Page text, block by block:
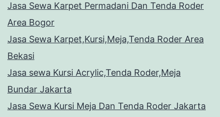
Jasa Sewa Karpet Permadani Dan Tenda Roder
Area Bogor
Jasa Sewa Karpet,Kursi,Meja,Tenda Roder Area
Bekasi
Jasa sewa Kursi Acrylic,Tenda Roder,Meja
Bundar Jakarta
Jasa Sewa Kursi Meja Dan Tenda Roder Jakarta